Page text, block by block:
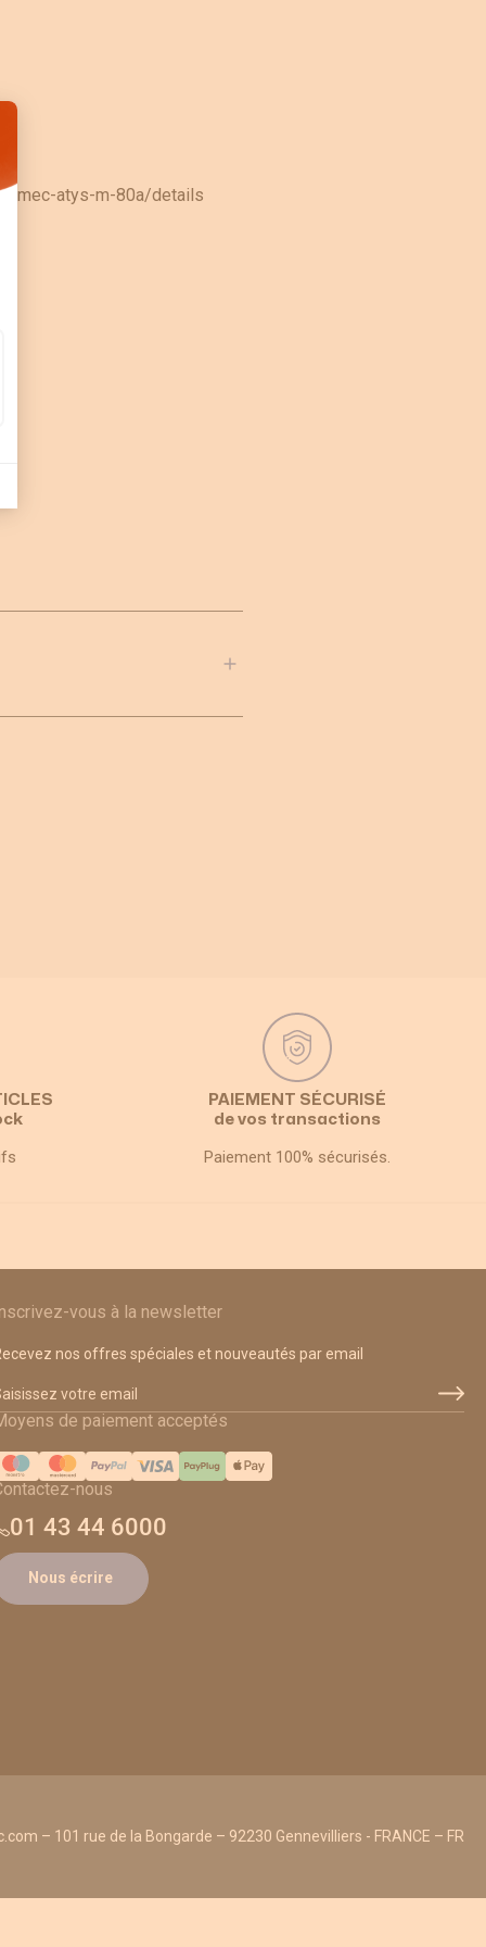
vos Options
atys-m-80a/details
PAIEMENT SÉCURISÉ
de vos transactions
Paiement 100% sécurisés.
vous à la newsletter
nos offres spéciales et nouveautés par email
email
de paiement acceptés
nous
01 43 44 6000
Nous écrire
– 101 rue de la Bongarde – 92230 Gennevilliers - FRANCE – FR